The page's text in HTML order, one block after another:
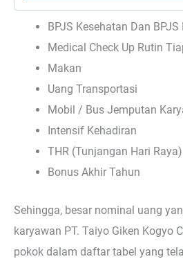
BPJS Kesehatan Dan
Medical Check Up Rutin
Makan
Uang Transportasi
Mobil / Bus Jemputan
Intensif Kehadiran
THR (Tunjangan Hari Raya)
Bonus Akhir Tahun
Sehingga, besar nominal uang
karyawan PT. Taiyo Giken Kogyo
pokok dalam daftar tabel yang